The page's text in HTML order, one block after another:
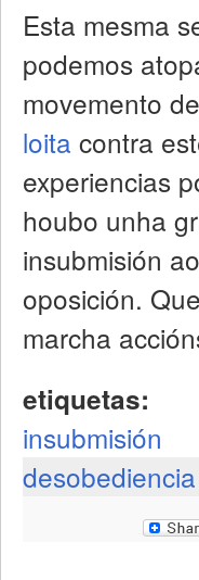
Esta mesma
podemos
movemento
loita contra
experiencias
houbo unha
insubmisión
oposición.
marcha
etiquetas:
insubmisión
desobediencia